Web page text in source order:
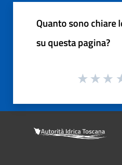
Quanto sono chiare
su questa pagina?